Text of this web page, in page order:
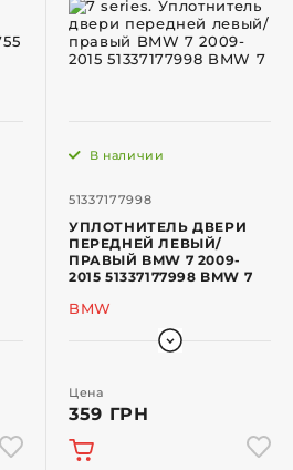
51337177998
В наличии
УПЛОТНИТЕЛЬ ДВЕРИ
ПЕРЕДНЕЙ ЛЕВЫЙ/
ПРАВЫЙ BMW 7 2009-
2015 51337177998 BMW 7
BMW
Цена
359 ГРН